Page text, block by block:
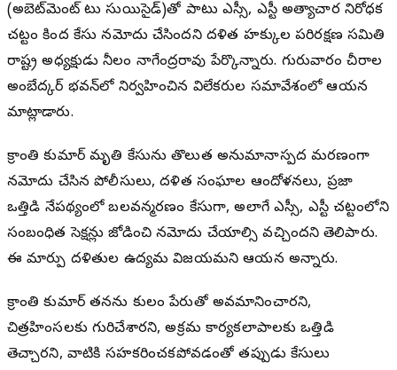
(అబెట్‌మెంట్ టు సుయిసైడ్)తో పాటు ఎస్సీ, ఎస్టీ అత్యాచార నిరోధక
చట్టం కింద కేసు నమోదు చేసిందని దళిత హక్కుల పరిరక్షణ సమితి
రాష్ట్ర అధ్యక్షుడు నీలం నాగేంద్రరావు పేర్కొన్నారు. గురువారం చీరాల
అంబేద్కర్ భవన్‌లో నిర్వహించిన విలేకరుల సమావేశంలో ఆయన
మాట్లాడారు.
క్రాంతి కుమార్ మృతి కేసును తొలుత అనుమానాస్పద మరణంగా
నమోదు చేసిన పోలీసులు, దళిత సంఘాల ఆందోళనలు, ప్రజా
ఒత్తిడి నేపథ్యంలో బలవన్మరణం కేసుగా, అలాగే ఎస్సీ, ఎస్టీ చట్టంలోని
సంబంధిత సెక్షన్లు జోడించి నమోదు చేయాల్సి వచ్చిందని తెలిపారు.
ఈ మార్పు దళితుల ఉద్యమ విజయమని ఆయన అన్నారు.
క్రాంతి కుమార్ తనను కులం పేరుతో అవమానించారని,
చిత్రహింసలకు గురిచేశారని, అక్రమ కార్యకలాపాలకు ఒత్తిడి
తెచ్చారని, వాటికి సహకరించకపోవడంతో తప్పుడు కేసులు